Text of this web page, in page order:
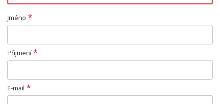
Jméno *
Příjmení *
E-mail *